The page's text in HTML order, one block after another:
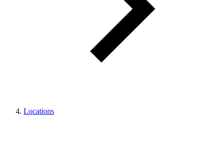
Locations